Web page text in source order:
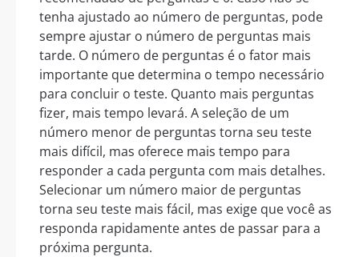
tenha ajustado ao número de perguntas, pode
sempre ajustar o número de perguntas mais
tarde. O número de perguntas é o fator mais
importante que determina o tempo necessário
para concluir o teste. Quanto mais perguntas
fizer, mais tempo levará. A seleção de um
número menor de perguntas torna seu teste
mais difícil, mas oferece mais tempo para
responder a cada pergunta com mais detalhes.
Selecionar um número maior de perguntas
torna seu teste mais fácil, mas exige que você as
responda rapidamente antes de passar para a
próxima pergunta.